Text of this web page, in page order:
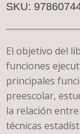
SKU:
El objetivo del
funciones
principales
preescolar,
la relación
técnicas